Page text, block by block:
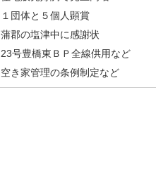
１団体と５個人顕賞
蒲郡の塩津中に感謝状
23号豊橋東ＢＰ全線供用など
空き家管理の条例制定など